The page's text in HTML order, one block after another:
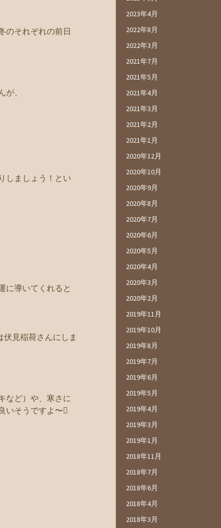
のそれぞれの前日
、
しましょう！とい
に導いてくれると
見稲荷さんにしま
など）や、寒さに
いそうですよ〜
2023年4月
2022年8月
2022年3月
2021年7月
2021年5月
2021年4月
2021年3月
2021年2月
2021年1月
2020年12月
2020年10月
2020年9月
2020年8月
2020年7月
2020年6月
2020年5月
2020年4月
2020年3月
2020年2月
2019年11月
2019年10月
2019年8月
2019年7月
2019年6月
2019年5月
2019年4月
2019年3月
2019年1月
2018年11月
2018年7月
2018年6月
2018年4月
2018年3月